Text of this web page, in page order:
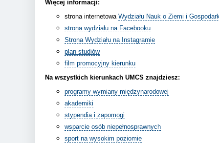
Więcej informacji:
strona internetowa Wydziału Nauk o Ziemi i
strona wydziału na Facebooku
Strona Wydziału na Instagramie
plan studiów
film promocyjny kierunku
Na wszystkich kierunkach UMCS znajdziesz:
programy wymiany międzynarodowej
akademiki
stypendia i zapomogi
wsparcie osób niepełnosprawnych
sport na wysokim poziomie